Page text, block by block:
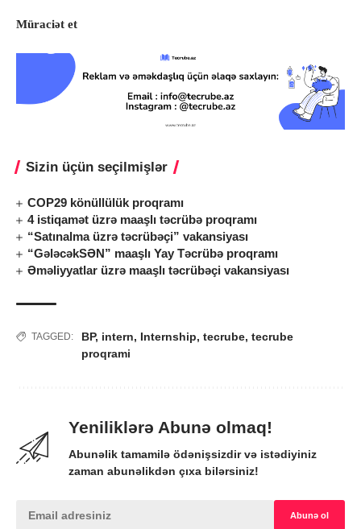
Müraciət et
Sizin üçün seçilmişlər
COP29 könüllülük proqramı
4 istiqamət üzrə maaşlı təcrübə proqramı
“Satınalma üzrə təcrübəçi” vakansiyası
“GələcəkSƏN” maaşlı Yay Təcrübə proqramı
Əməliyyatlar üzrə maaşlı təcrübəçi vakansiyası
TAGGED: BP, intern, Internship, tecrube, tecrube
proqrami
Yeniliklərə Abunə olmaq!
Abunəlik tamamilə ödənişsizdir və istədiyiniz
zaman abunəlikdən çıxa bilərsiniz!